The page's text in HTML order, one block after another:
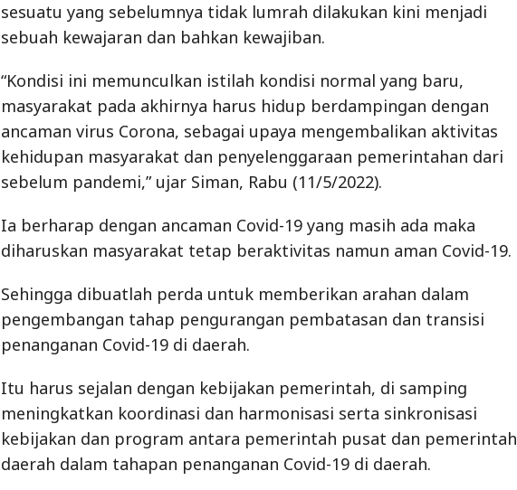
sesuatu yang sebelumnya tidak lumrah dilakukan kini menjadi
sebuah kewajaran dan bahkan kewajiban.
“Kondisi ini memunculkan istilah kondisi normal yang baru,
masyarakat pada akhirnya harus hidup berdampingan dengan
ancaman virus Corona, sebagai upaya mengembalikan aktivitas
kehidupan masyarakat dan penyelenggaraan pemerintahan dari
sebelum pandemi,” ujar Siman, Rabu (11/5/2022).
Ia berharap dengan ancaman Covid-19 yang masih ada maka
diharuskan masyarakat tetap beraktivitas namun aman Covid-19.
Sehingga dibuatlah perda untuk memberikan arahan dalam
pengembangan tahap pengurangan pembatasan dan transisi
penanganan Covid-19 di daerah.
Itu harus sejalan dengan kebijakan pemerintah, di samping
meningkatkan koordinasi dan harmonisasi serta sinkronisasi
kebijakan dan program antara pemerintah pusat dan pemerintah
daerah dalam tahapan penanganan Covid-19 di daerah.